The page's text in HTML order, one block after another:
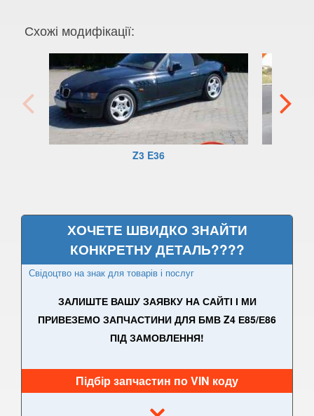
3 Series E90, E91, E92, E93
M3 E90/E92/E93
3 Series F30, F31, F36
3 Series F34
4 Series F32
4 Series F33
4 Series F36
M4 F82/F83
M5 E39
5 Series E60
Схожі модифікації:
Z3 E36
ХОЧЕТЕ ШВИДКО ЗНАЙТИ
КОНКРЕТНУ ДЕТАЛЬ????
Свідоцтво на знак для товарів і послуг
ЗАЛИШТЕ ВАШУ ЗАЯВКУ НА САЙТІ І МИ
ПРИВЕЗЕМО ЗАПЧАСТИНИ ДЛЯ БМВ Z4 Е85/Е86
ПІД ЗАМОВЛЕННЯ!
Підбір запчастин по VIN коду